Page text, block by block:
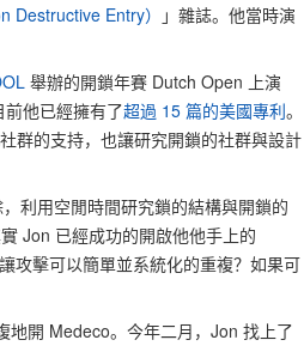
Destructive Entry） 」雜誌。他當時演
舉辦的開鎖年賽 Dutch Open 上演
他已經擁有了超過 15 篇的美國專利。
群的支持，也讓研究開鎖的社群與設計
利用空閒時間研究鎖的結構與開鎖的
Jon 已經成功的開啟他他手上的
攻擊可以簡單並系統化的重複？如果可
開 Medeco。今年二月，Jon 找上了